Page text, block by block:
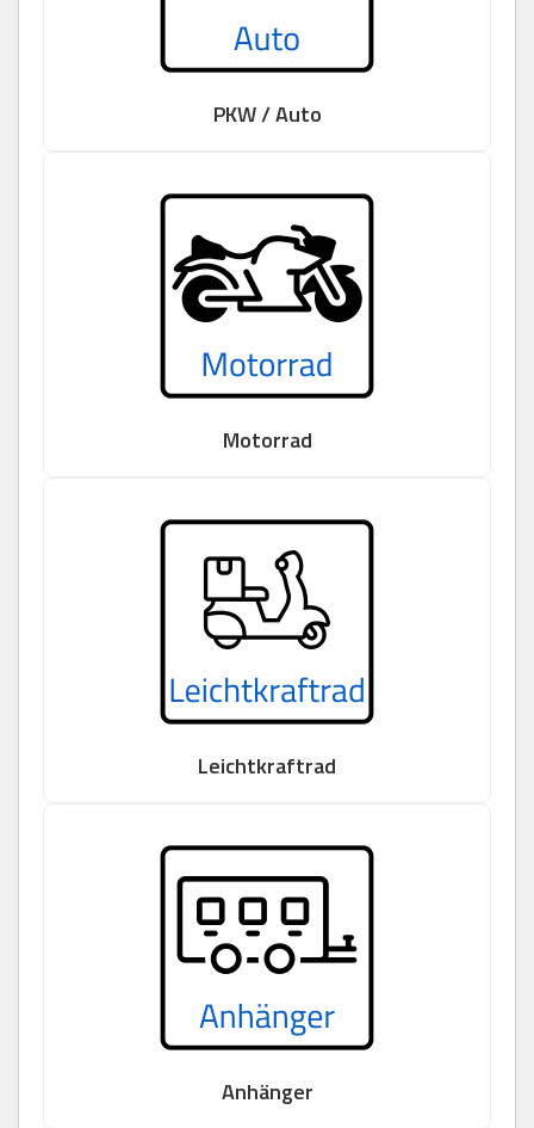
PKW / Auto
Motorrad
Leichtkraftrad
Anhänger